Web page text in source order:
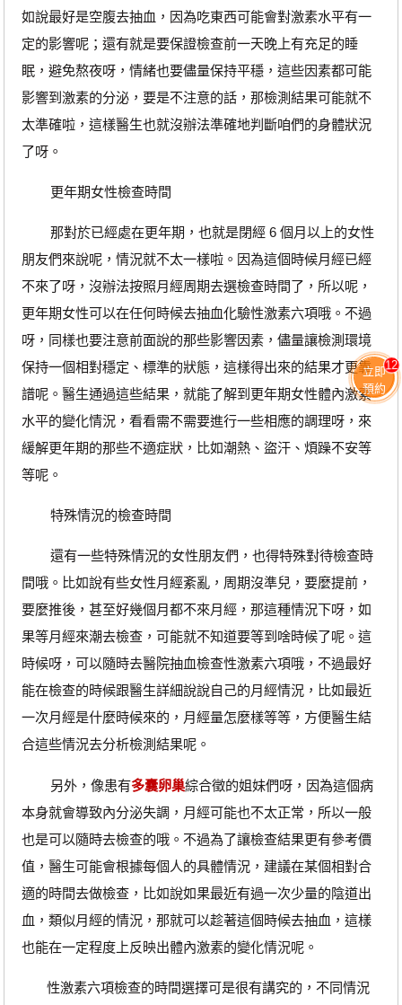
如說最好是空腹去抽血，因為吃東西可能會對激素水平有一
定的影響呢；還有就是要保證檢查前一天晚上有充足的睡
眠，避免熬夜呀，情緒也要儘量保持平穩，這些因素都可能
影響到激素的分泌，要是不注意的話，那檢測結果可能就不
太準確啦，這樣醫生也就沒辦法準確地判斷咱們的身體狀況
了呀。
更年期女性檢查時間
那對於已經處在更年期，也就是閉經 6 個月以上的女性
朋友們來說呢，情況就不太一樣啦。因為這個時候月經已經
不來了呀，沒辦法按照月經周期去選檢查時間了，所以呢，
更年期女性可以在任何時候去抽血化驗性激素六項哦。不過
呀，同樣也要注意前面說的那些影響因素，儘量讓檢測環境
保持一個相對穩定、標準的狀態，這樣得出來的結果才更靠
譜呢。醫生通過這些結果，就能了解到更年期女性體內激素
水平的變化情況，看看需不需要進行一些相應的調理呀，來
緩解更年期的那些不適症狀，比如潮熱、盜汗、煩躁不安等
等呢。
特殊情況的檢查時間
還有一些特殊情況的女性朋友們，也得特殊對待檢查時
間哦。比如說有些女性月經紊亂，周期沒準兒，要麼提前，
要麼推後，甚至好幾個月都不來月經，那這種情況下呀，如
果等月經來潮去檢查，可能就不知道要等到啥時候了呢。這
時候呀，可以隨時去醫院抽血檢查性激素六項哦，不過最好
能在檢查的時候跟醫生詳細說說自己的月經情況，比如最近
一次月經是什麼時候來的，月經量怎麼樣等等，方便醫生結
合這些情況去分析檢測結果呢。
另外，像患有多囊卵巢綜合徵的姐妹們呀，因為這個病
本身就會導致內分泌失調，月經可能也不太正常，所以一般
也是可以隨時去檢查的哦。不過為了讓檢查結果更有參考價
值，醫生可能會根據每個人的具體情況，建議在某個相對合
適的時間去做檢查，比如說如果最近有過一次少量的陰道出
血，類似月經的情況，那就可以趁著這個時候去抽血，這樣
也能在一定程度上反映出體內激素的變化情況呢。
性激素六項檢查的時間選擇可是很有講究的，不同情況
立即
預約
12